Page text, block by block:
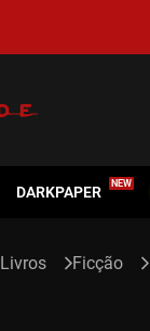
DARKPAPER
Livros Ficção